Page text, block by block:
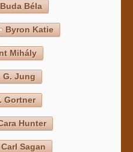
Buda Béla
Byron Katie
Mihály
G. Jung
Gortner
Hunter
Carl Sagan